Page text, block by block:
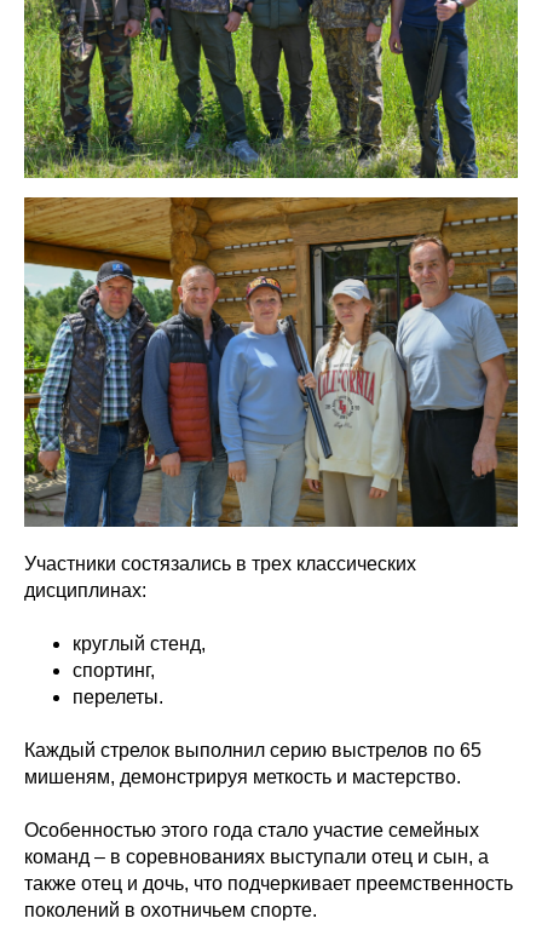
Участники состязались в трех классических
дисциплинах:
круглый стенд,
спортинг,
перелеты.
Каждый стрелок выполнил серию выстрелов по 65
мишеням, демонстрируя меткость и мастерство.
Особенностью этого года стало участие семейных
команд – в соревнованиях выступали отец и сын, а
также отец и дочь, что подчеркивает преемственность
поколений в охотничьем спорте.